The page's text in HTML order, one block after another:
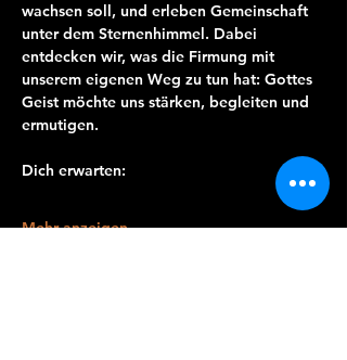
wachsen soll, und erleben Gemeinschaft
unter dem Sternenhimmel. Dabei
entdecken wir, was die Firmung mit
unserem eigenen Weg zu tun hat: Gottes
Geist möchte uns stärken, begleiten und
ermutigen.
Dich erwarten:
Mehr anzeigen